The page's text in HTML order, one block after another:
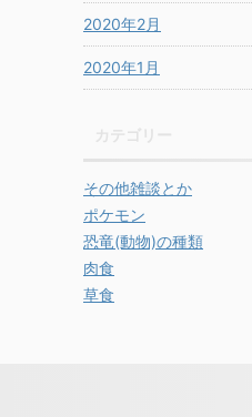
2020年2月
2020年1月
その他雑談とか
ポケモン
恐竜(動物)の種類
肉食
草食